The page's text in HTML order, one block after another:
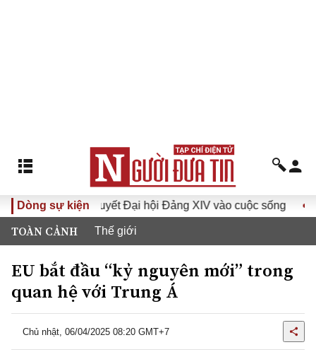
Dòng sự kiện
Đưa Nghị quyết Đại hội Đảng XIV vào cuộc sống
TOÀN CẢNH Thế giới
EU bắt đầu “kỷ nguyên mới” trong
quan hệ với Trung Á
Chủ nhật, 06/04/2025 08:20 GMT+7